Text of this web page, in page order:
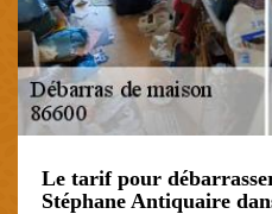
Le tarif pour
Stéphane Antiquaire